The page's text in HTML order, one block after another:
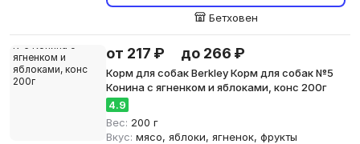
Бетховен
от 217 ₽ до 266 ₽
Корм для собак Berkley Корм для собак №5
Конина с ягненком и яблоками, конс 200г
4.9
Вес: 200 г
Вкус: мясо, яблоки, ягненок, фрукты